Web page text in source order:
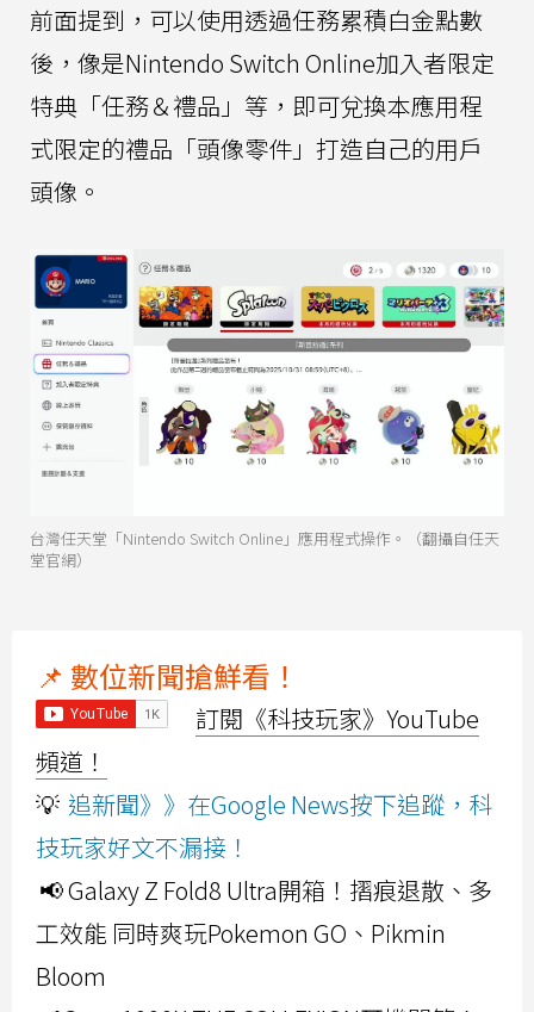
前面提到，可以使用透過任務累積白金點數
後，像是Nintendo Switch Online加入者限定
特典「任務＆禮品」等，即可兌換本應用程
式限定的禮品「頭像零件」打造自己的用戶
頭像。
台灣任天堂「Nintendo Switch Online」應用程式操作。（翻攝自任天
堂官網）
📌 數位新聞搶鮮看！
訂閱《科技玩家》YouTube
頻道！
💡 追新聞》》在Google News按下追蹤，科
技玩家好文不漏接！
📢 Galaxy Z Fold8 Ultra開箱！摺痕退散、多
工效能 同時爽玩Pokemon GO、Pikmin
Bloom